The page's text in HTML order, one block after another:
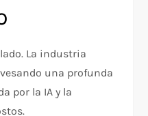
La industria
una profunda
por la IA y la